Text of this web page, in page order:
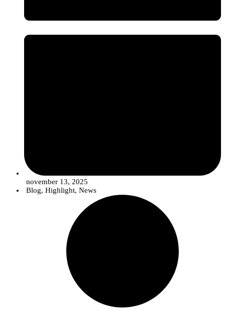
migrating from offering isolated ”products" to
conventional synthetic products (in optimized and reduced doses),
november 13, 2025
Blog, Highlight, News